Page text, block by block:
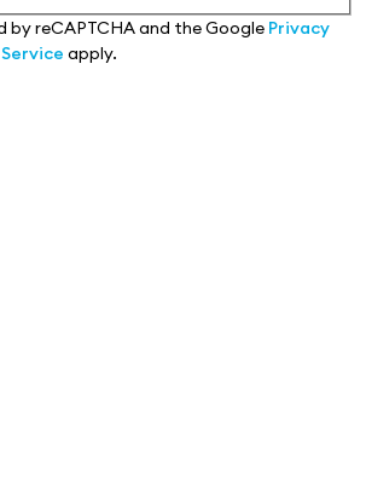
by reCAPTCHA and the Google Privacy
apply.